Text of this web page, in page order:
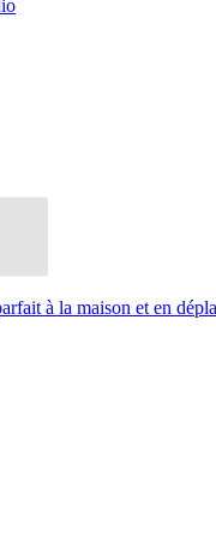
à la maison et en